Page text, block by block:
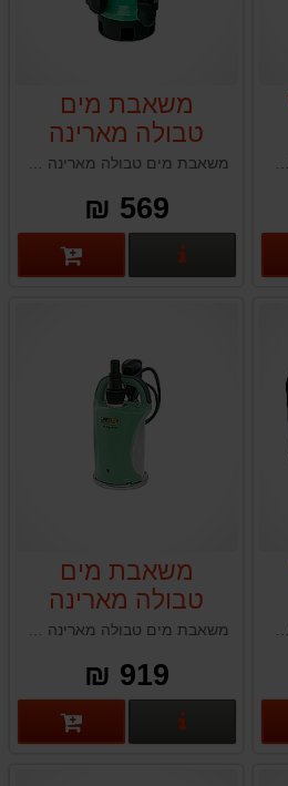
משאבת מים
טבולה מארינה
MARINA SPD
350N
569 ₪
פרטים נוספים
משאבת מים
טבולה מארינה
MARINA SX350/S
HL
919 ₪
פרטים נוספים